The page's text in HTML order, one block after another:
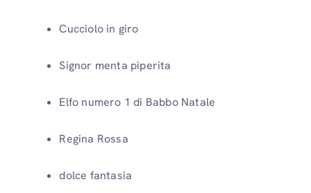
Cucciolo in giro
Signor menta piperita
Elfo numero 1 di Babbo Natale
Regina Rossa
dolce fantasia